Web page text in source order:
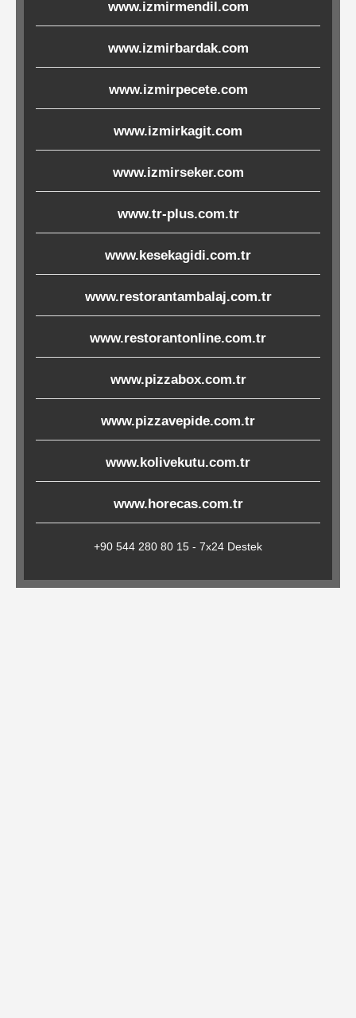
Melamin
Porselen-
Seramik
Cam
Buklet
Ürünler
Poşetler
Torbaları
Tepsi
Altlıkları
Amerikan
Servisler
&
Kağıt
www.izmirmendil.com
www.izmirbardak.com
www.izmirpecete.com
www.izmirkagit.com
www.izmirseker.com
www.tr-plus.com.tr
www.kesekagidi.com.tr
www.restorantambalaj.com.tr
www.restorantonline.com.tr
www.pizzabox.com.tr
www.pizzavepide.com.tr
www.kolivekutu.com.tr
www.horecas.com.tr
+90 544 280 80 15 - 7x24 Destek